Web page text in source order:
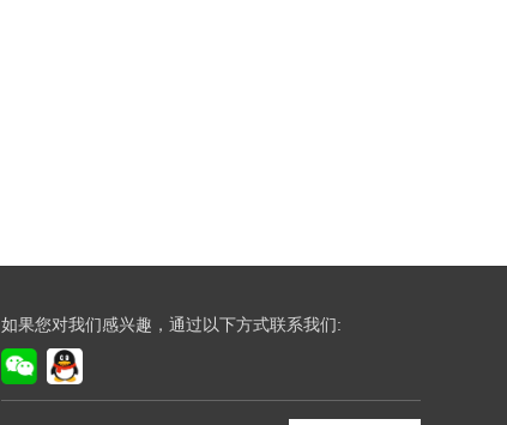
如果您对我们感兴趣，通过以下方式联系我们: